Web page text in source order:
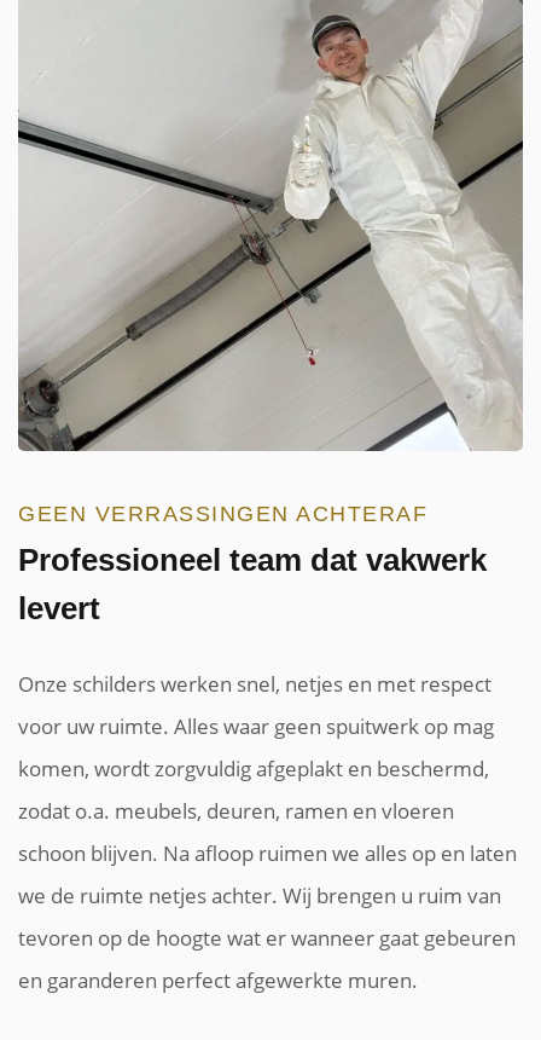
GEEN VERRASSINGEN ACHTERAF
Professioneel team dat vakwerk
levert
Onze schilders werken snel, netjes en met respect
voor uw ruimte. Alles waar geen spuitwerk op mag
komen, wordt zorgvuldig afgeplakt en beschermd,
zodat o.a. meubels, deuren, ramen en vloeren
schoon blijven. Na afloop ruimen we alles op en laten
we de ruimte netjes achter. Wij brengen u ruim van
tevoren op de hoogte wat er wanneer gaat gebeuren
en garanderen perfect afgewerkte muren.